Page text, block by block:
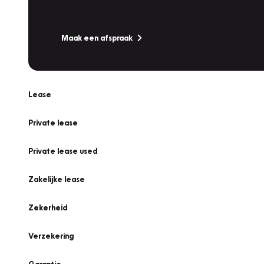
Maak een afspraak
Lease
Private lease
Private lease used
Zakelijke lease
Zekerheid
Verzekering